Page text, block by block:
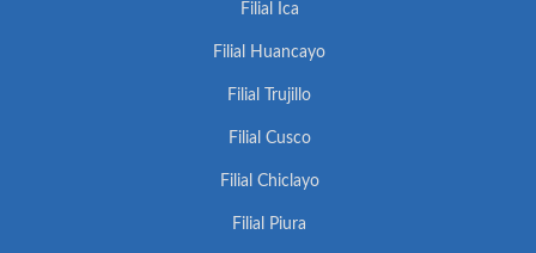
Filial Ica
Filial Huancayo
Filial Trujillo
Filial Cusco
Filial Chiclayo
Filial Piura